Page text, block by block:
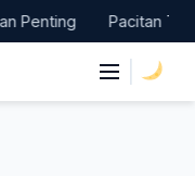
Pacitan Tembus